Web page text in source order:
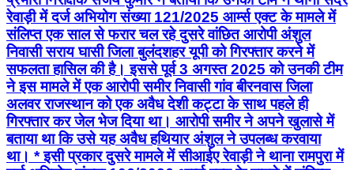
रेवाड़ी में दर्ज अभियोग संख्या 121/2025 आर्म्स एक्ट के मामले में
संलिप्त एक साल से फरार चल रहे दुसरे वांछित आरोपी अंशुल
निवासी सराय घासी जिला बुलंदशहर यूपी को गिरफ्तार करने में
सफलता हासिल की है। इससे पूर्व 3 अगस्त 2025 को उनकी टीम
ने इस मामले में एक आरोपी समीर निवासी गांव बीरनवास जिला
अलवर राजस्थान को एक अवैध देशी कट्टा के साथ पहले ही
गिरफ्तार कर जेल भेज दिया था। आरोपी समीर ने अपने खुलासे में
बताया था कि उसे यह अवैध हथियार अंशुल ने उपलब्ध करवाया
था। * इसी प्रकार दुसरे मामले में सीआईए रेवाड़ी ने थाना रामपुरा में